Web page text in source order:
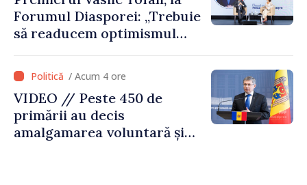
Forumul Diasporei: „Trebuie
să readucem optimismul
Republica Moldova merge în
direcția corectă”
/ Acum 4 ore
VIDEO // Peste 450 de
primării au decis
amalgamarea voluntară și